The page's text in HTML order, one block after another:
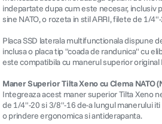
indepartate dupa cum este necesar, inclusiv
sine NATO, o rozeta in stil ARRI, filete de 1/
Placa SSD laterala multifunctionala dispune
inclusa o placa tip "coada de randunica" cu
este compatibila cu manerul superior original
Maner Superior Tilta Xeno cu Clema NATO
Integreaza acest maner superior Tilta Xeno
de 1/4"-20 si 3/8"-16 de-a lungul manerului
o prindere ergonomica si antiderapanta.